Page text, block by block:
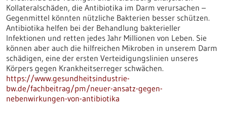
Kollateralschäden, die Antibiotika im Darm verursachen –
Gegenmittel könnten nützliche Bakterien besser schützen.
Antibiotika helfen bei der Behandlung bakterieller
Infektionen und retten jedes Jahr Millionen von Leben. Sie
können aber auch die hilfreichen Mikroben in unserem Darm
schädigen, eine der ersten Verteidigungslinien unseres
Körpers gegen Krankheitserreger schwächen.
https://www.gesundheitsindustrie-
bw.de/fachbeitrag/pm/neuer-ansatz-gegen-
nebenwirkungen-von-antibiotika